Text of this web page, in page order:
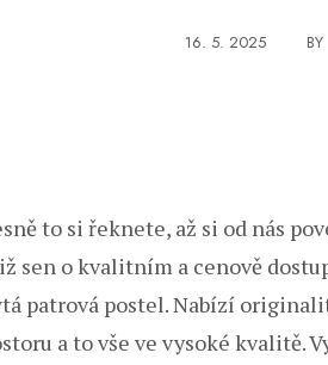
16. 5. 2025 BY
to si řeknete, až si od nás
sen o kvalitním a cenově
patrová postel. Nabízí
a to vše ve vysoké kvalitě.